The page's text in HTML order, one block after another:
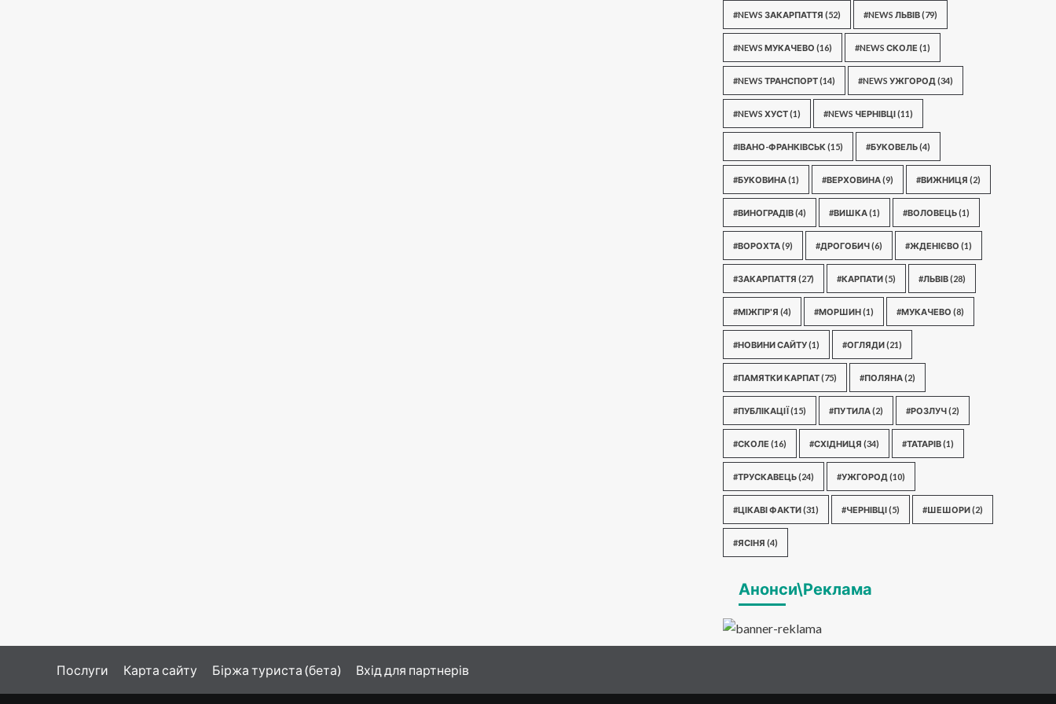
#NEWS ЗАКАРПАТТЯ (52) #NEWS ЛЬВІВ(79)
#NEWS МУКАЧЕВО (16) #NEWS СКОЛЕ (1)
#NEWS ТРАНСПОРТ(14) #NEWS УЖГОРОД (34)
#NEWS ХУСТ(1) #NEWS ЧЕРНІВЦІ(11)
#ІВАНО-ФРАНКІВСЬК(15) #БУКОВЕЛЬ(4)
#БУКОВИНА(1) #ВЕРХОВИНА(9) #ВИЖНИЦЯ (2)
#ВИНОГРАДІВ(4) #ВИШКА(1) #ВОЛОВЕЦЬ(1)
#ВОРОХТА(9) #ДРОГОБИЧ(6) #ЖДЕНІЄВО (1)
#ЗАКАРПАТТЯ (27) #КАРПАТИ(5) #ЛЬВІВ(28)
#МІЖГІР'Я (4) #МОРШИН(1) #МУКАЧЕВО (8)
#НОВИНИ САЙТУ(1) #ОГЛЯДИ(21)
#ПАМЯТКИ КАРПАТ(75) #ПОЛЯНА(2)
#ПУБЛІКАЦІЇ(15) #ПУТИЛА(2) #РОЗЛУЧ(2)
#СКОЛЕ (16) #СХІДНИЦЯ (34) #ТАТАРІВ(1)
#ТРУСКАВЕЦЬ(24) #УЖГОРОД (10)
#ЦІКАВІ ФАКТИ(31) #ЧЕРНІВЦІ(5) #ШЕШОРИ(2)
#ЯСІНЯ (4)
Анонси\Реклама
Послуги Карта сайту Біржа туриста (бета) Вхід для партнерів